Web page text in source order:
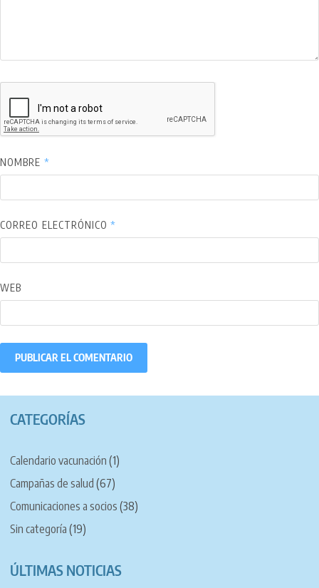
NOMBRE *
CORREO ELECTRÓNICO*
WEB
CATEGORÍAS
Calendario vacunación (1)
Campañas de salud (67)
Comunicaciones a socios (38)
Sin categoría (19)
ÚLTIMAS NOTICIAS